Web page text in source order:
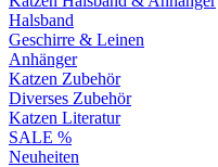
Halsband
Geschirre & Leinen
Anhänger
Katzen Zubehör
Diverses Zubehör
Katzen Literatur
SALE %
Neuheiten